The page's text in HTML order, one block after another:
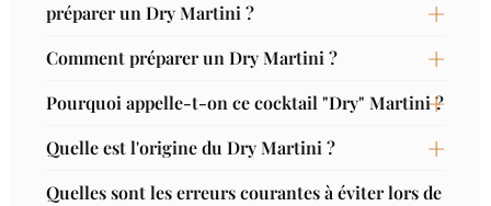
préparer un Dry Martini ?
Comment préparer un Dry Martini ?
Pourquoi appelle-t-on ce cocktail "Dry" Martini ?
Quelle est l'origine du Dry Martini ?
Quelles sont les erreurs courantes à éviter lors de